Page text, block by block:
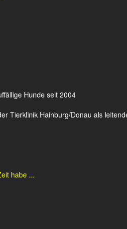
Hunde seit 2004
Tierklinik Hainburg/Donau als
habe ...